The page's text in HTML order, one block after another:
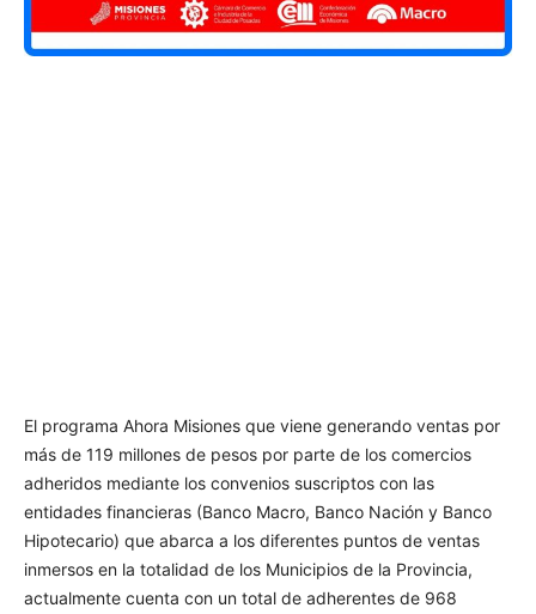
El programa Ahora Misiones que viene generando ventas por
más de 119 millones de pesos por parte de los comercios
adheridos mediante los convenios suscriptos con las
entidades financieras (Banco Macro, Banco Nación y Banco
Hipotecario) que abarca a los diferentes puntos de ventas
inmersos en la totalidad de los Municipios de la Provincia,
actualmente cuenta con un total de adherentes de 968